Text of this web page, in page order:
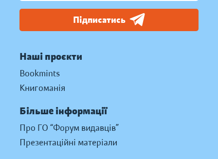
Підписатись
Наші проєкти
Bookmints
Книгоманія
Більше інформації
Про ГО “Форум видавців”
Презентаційні матеріали